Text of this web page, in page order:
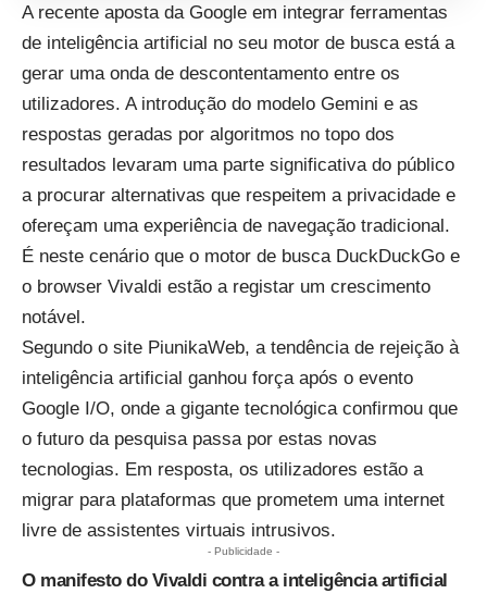
A recente aposta da Google em integrar ferramentas
de inteligência artificial no seu motor de busca está a
gerar uma onda de descontentamento entre os
utilizadores. A introdução do modelo Gemini e as
respostas geradas por algoritmos no topo dos
resultados levaram uma parte significativa do público
a procurar alternativas que respeitem a privacidade e
ofereçam uma experiência de navegação tradicional.
É neste cenário que o motor de busca DuckDuckGo e
o browser Vivaldi estão a registar um crescimento
notável.
Segundo o site PiunikaWeb, a tendência de rejeição à
inteligência artificial ganhou força após o evento
Google I/O, onde a gigante tecnológica confirmou que
o futuro da pesquisa passa por estas novas
tecnologias. Em resposta, os utilizadores estão a
migrar para plataformas que prometem uma internet
livre de assistentes virtuais intrusivos.
- Publicidade -
O manifesto do Vivaldi contra a inteligência artificial